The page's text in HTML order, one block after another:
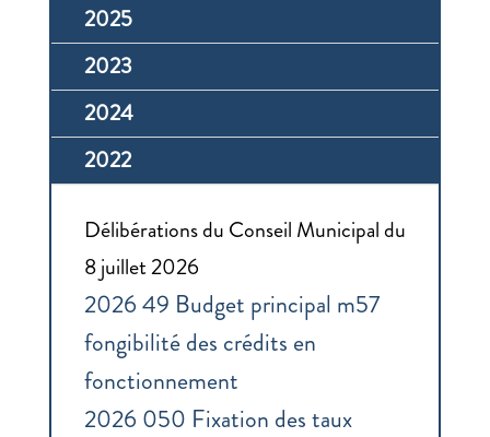
2025
2023
2024
2022
Délibérations du Conseil Municipal du
8 juillet 2026
2026 49 Budget principal m57
fongibilité des crédits en
fonctionnement
2026 050 Fixation des taux